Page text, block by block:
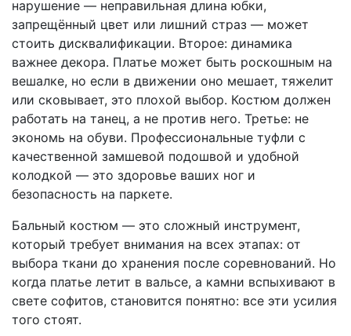
нарушение — неправильная длина юбки,
запрещённый цвет или лишний страз — может
стоить дисквалификации. Второе: динамика
важнее декора. Платье может быть роскошным на
вешалке, но если в движении оно мешает, тяжелит
или сковывает, это плохой выбор. Костюм должен
работать на танец, а не против него. Третье: не
экономь на обуви. Профессиональные туфли с
качественной замшевой подошвой и удобной
колодкой — это здоровье ваших ног и
безопасность на паркете.
Бальный костюм — это сложный инструмент,
который требует внимания на всех этапах: от
выбора ткани до хранения после соревнований. Но
когда платье летит в вальсе, а камни вспыхивают в
свете софитов, становится понятно: все эти усилия
того стоят.